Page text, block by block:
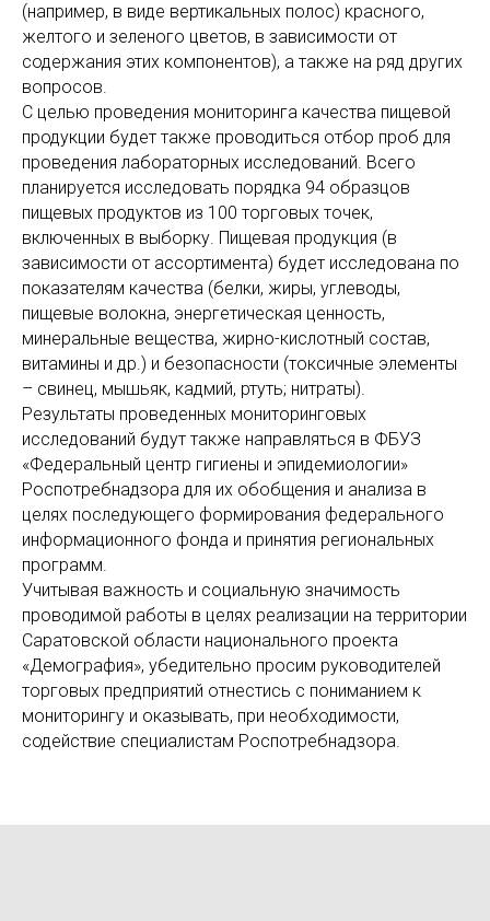
(например, в виде вертикальных полос) красного,
желтого и зеленого цветов, в зависимости от
содержания этих компонентов), а также на ряд других
вопросов.
С целью проведения мониторинга качества пищевой
продукции будет также проводиться отбор проб для
проведения лабораторных исследований. Всего
планируется исследовать порядка 94 образцов
пищевых продуктов из 100 торговых точек,
включенных в выборку. Пищевая продукция (в
зависимости от ассортимента) будет исследована по
показателям качества (белки, жиры, углеводы,
пищевые волокна, энергетическая ценность,
минеральные вещества, жирно-кислотный состав,
витамины и др.) и безопасности (токсичные элементы
– свинец, мышьяк, кадмий, ртуть; нитраты).
Результаты проведенных мониторинговых
исследований будут также направляться в ФБУЗ
«Федеральный центр гигиены и эпидемиологии»
Роспотребнадзора для их обобщения и анализа в
целях последующего формирования федерального
информационного фонда и принятия региональных
программ.
Учитывая важность и социальную значимость
проводимой работы в целях реализации на территории
Саратовской области национального проекта
«Демография», убедительно просим руководителей
торговых предприятий отнестись с пониманием к
мониторингу и оказывать, при необходимости,
содействие специалистам Роспотребнадзора.